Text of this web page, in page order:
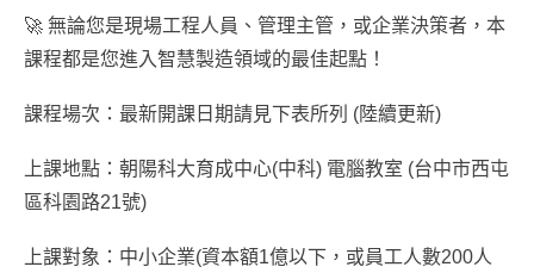
🚀 無論您是現場工程人員、管理主管，或企業決策者，本
課程都是您進入智慧製造領域的最佳起點！
課程場次：最新開課日期請見下表所列 (陸續更新)
上課地點：朝陽科大育成中心(中科) 電腦教室 (台中市西屯
區科園路21號)
上課對象：中小企業(資本額1億以下，或員工人數200人